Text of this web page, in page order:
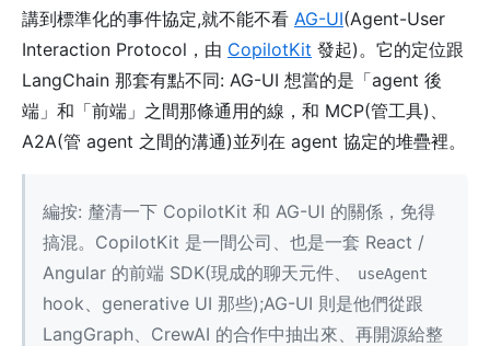
講到標準化的事件協定,就不能不看 AG-UI(Agent-User
Interaction Protocol，由 CopilotKit 發起)。它的定位跟
LangChain 那套有點不同: AG-UI 想當的是「agent 後
端」和「前端」之間那條通用的線，和 MCP(管工具)、
A2A(管 agent 之間的溝通)並列在 agent 協定的堆疊裡。
編按: 釐清一下 CopilotKit 和 AG-UI 的關係，免得
搞混。CopilotKit 是一間公司、也是一套 React /
Angular 的前端 SDK(現成的聊天元件、
useAgent
hook、generative UI 那些);AG-UI 則是他們從跟
LangGraph、CrewAI 的合作中抽出來、再開源給整